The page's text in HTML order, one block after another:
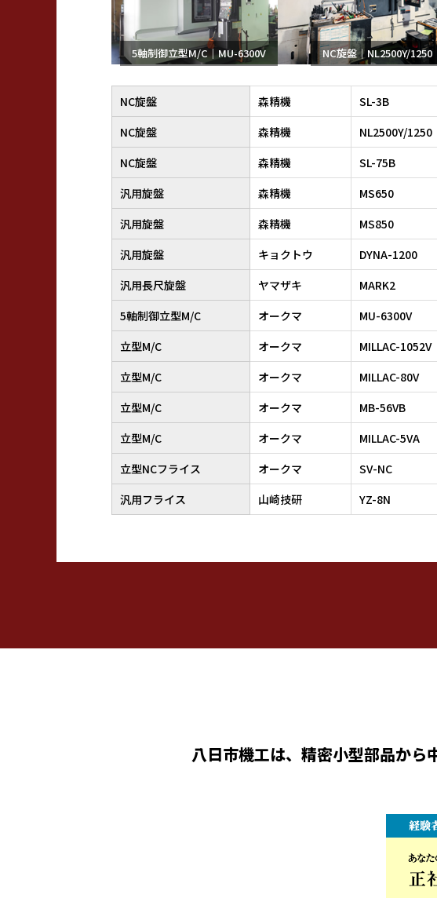
5軸制御立型M/C｜MU-6300V NC旋盤｜NL2500Y/1250
NC旋盤 森精機 SL-3B
NC旋盤
森精機 NL2500Y/1250
NC旋盤
森精機 SL-75B
汎用旋盤
森精機 MS650
汎用旋盤
森精機 MS850
汎用旋盤
キョクトウ DYNA-1200
汎用長尺旋盤
ヤマザキ MARK2
5軸制御立型M/C
オークマ MU-6300V
立型M/C
オークマ MILLAC-1052V
立型M/C
オークマ MILLAC-80V
立型M/C
オークマ MB-56VB
立型M/C
オークマ MILLAC-5VA
立型NCフライス
オークマ SV-NC
汎用フライス
山崎技研 YZ-8N
八日市機工は、精密小型部品から